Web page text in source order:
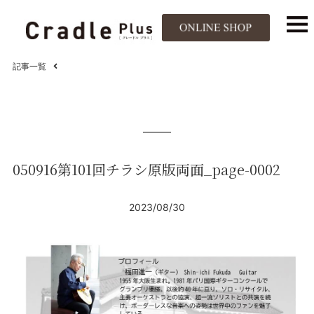
記事一覧
050916第101回チラシ原版両面_page-0002
2023/08/30